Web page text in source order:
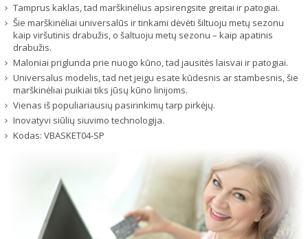
Tamprus kaklas, tad marškinėlius apsirengsite greitai ir patogiai.
Šie marškinėliai universalūs ir tinkami dėvėti šiltuoju metų sezonu
kaip viršutinis drabužis, o šaltuoju metų sezonu – kaip apatinis
drabužis.
Maloniai priglunda prie nuogo kūno, tad jausitės laisvai ir patogiai.
Universalus modelis, tad net jeigu esate kūdesnis ar stambesnis, šie
marškinėliai puikiai tiks jūsų kūno linijoms.
Vienas iš populiariausių pasirinkimų tarp pirkėjų.
Inovatyvi siūlių siuvimo technologija.
Kodas: VBASKET04-SP